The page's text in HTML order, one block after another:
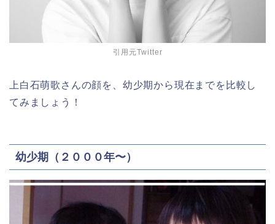
引用元Twitter
上白石萌歌さんの顔を、幼少期から現在までを比較し
てみましょう！
幼少期（２０００年〜）